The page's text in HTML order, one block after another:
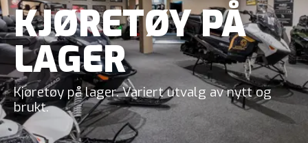
KJØRETØY PÅ
LAGER
Kjøretøy på lager. Variert utvalg av nytt og
brukt.